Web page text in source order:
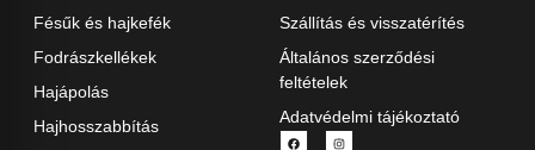
Fésűk és hajkefék
Fodrászkellékek
Hajápolás
Hajhosszabbítás
Szállítás és visszatérítés
Általános szerződési
feltételek
Adatvédelmi tájékoztató